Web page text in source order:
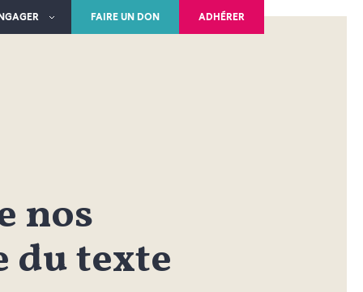
FAIRE UN DON ADHÉRER
nos
du texte